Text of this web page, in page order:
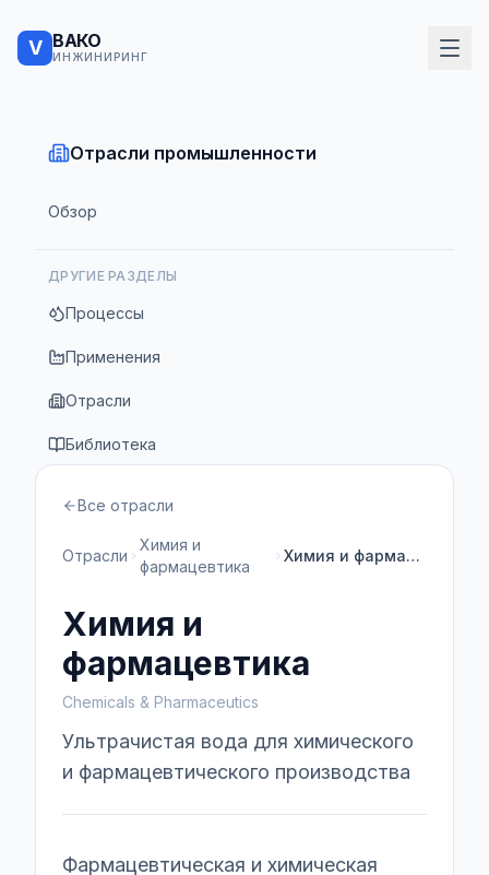
V ВАКО
ИНЖИНИРИНГ
Отрасли промышленности
Обзор
ДРУГИЕ РАЗДЕЛЫ
Процессы
Применения
Отрасли
Библиотека
Все отрасли
Отрасли
Химия и
фармацевтика
Химия и фармацевтика
Химия и
фармацевтика
Chemicals & Pharmaceutics
Ультрачистая вода для химического
и фармацевтического производства
Фармацевтическая и химическая